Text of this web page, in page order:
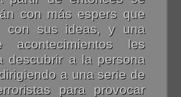
con más espers que
con sus ideas, y una
acontecimientos les
descubrir a la persona
a una serie de
para provocar